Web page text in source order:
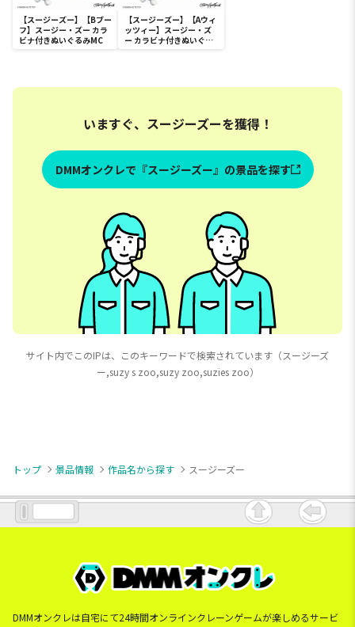
【スージーズー】【Bブー
フ】スージー・ズー カラ
ビナ付きぬいぐるみMC
【スージーズー】【Aウィ
ッツィー】スージー・ズ
ー カラビナ付きぬいぐる
いますぐ、スージーズーを獲得！
DMMオンクレで『スージーズー』の景品を探す
サイト内でこのIPは、このキーワードで検索されています（スージーズ
ー,suzy s zoo,suzy zoo,suzies zoo）
トップ 景品情報 作品名から探す スージーズー
DMMオンクレは自宅にて24時間オンラインクレーンゲームが楽しめるサービ